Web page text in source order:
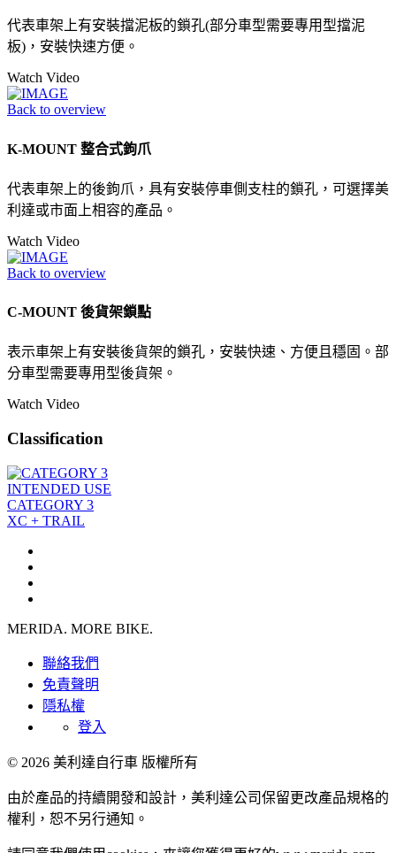
代表車架上有安裝擋泥板的鎖孔(部分車型需要專用型擋泥
板)，安裝快速方便。
Watch Video
Back to overview
K-MOUNT 整合式鉤爪
代表車架上的後鉤爪，具有安裝停車側支柱的鎖孔，可選擇美
利達或市面上相容的產品。
Watch Video
Back to overview
C-MOUNT 後貨架鎖點
表示車架上有安裝後貨架的鎖孔，安裝快速、方便且穩固。部
分車型需要專用型後貨架。
Watch Video
Classification
INTENDED USE
CATEGORY 3
XC + TRAIL
MERIDA. MORE BIKE.
聯絡我們
免責聲明
隱私權
登入
© 2026 美利達自行車 版權所有
由於產品的持續開發和設計，美利達公司保留更改產品規格的
權利，恕不另行通知。